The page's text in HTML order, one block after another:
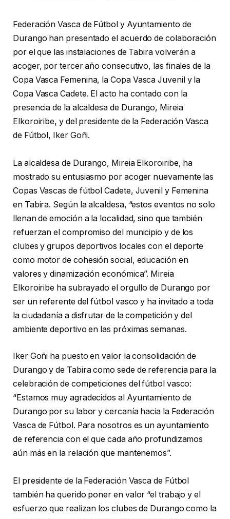
Federación Vasca de Fútbol y Ayuntamiento de
Durango han presentado el acuerdo de colaboración
por el que las instalaciones de Tabira volverán a
acoger, por tercer año consecutivo, las finales de la
Copa Vasca Femenina, la Copa Vasca Juvenil y la
Copa Vasca Cadete. El acto ha contado con la
presencia de la alcaldesa de Durango, Mireia
Elkoroiribe, y del presidente de la Federación Vasca
de Fútbol, Iker Goñi.
La alcaldesa de Durango, Mireia Elkoroiribe, ha
mostrado su entusiasmo por acoger nuevamente las
Copas Vascas de fútbol Cadete, Juvenil y Femenina
en Tabira. Según la alcaldesa, “estos eventos no solo
llenan de emoción a la localidad, sino que también
refuerzan el compromiso del municipio y de los
clubes y grupos deportivos locales con el deporte
como motor de cohesión social, educación en
valores y dinamización económica”. Mireia
Elkoroiribe ha subrayado el orgullo de Durango por
ser un referente del fútbol vasco y ha invitado a toda
la ciudadanía a disfrutar de la competición y del
ambiente deportivo en las próximas semanas.
Iker Goñi ha puesto en valor la consolidación de
Durango y de Tabira como sede de referencia para la
celebración de competiciones del fútbol vasco:
“Estamos muy agradecidos al Ayuntamiento de
Durango por su labor y cercanía hacia la Federación
Vasca de Fútbol. Para nosotros es un ayuntamiento
de referencia con el que cada año profundizamos
aún más en la relación que mantenemos”.
El presidente de la Federación Vasca de Fútbol
también ha querido poner en valor “el trabajo y el
esfuerzo que realizan los clubes de Durango como la